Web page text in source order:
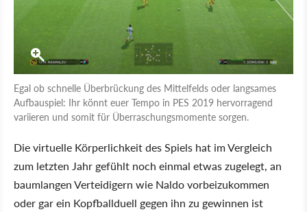
Egal ob schnelle Überbrückung des Mittelfelds oder langsames
Aufbauspiel: Ihr könnt euer Tempo in PES 2019 hervorragend
variieren und somit für Überraschungsmomente sorgen.
Die virtuelle Körperlichkeit des Spiels hat im Vergleich
zum letzten Jahr gefühlt noch einmal etwas zugelegt, an
baumlangen Verteidigern wie Naldo vorbeizukommen
oder gar ein Kopfballduell gegen ihn zu gewinnen ist